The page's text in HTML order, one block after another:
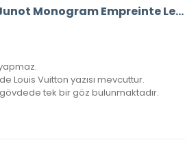
A+ Louis Vuitton Junot Monogram Empreinte Leather (Mavi)
Louis Vuitton yazısı mevcuttur.
tek bir göz bulunmaktadır.